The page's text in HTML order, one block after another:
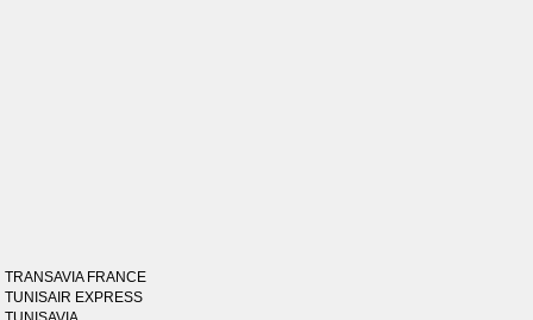
TRANSAVIA FRANCE
TUNISAIR EXPRESS